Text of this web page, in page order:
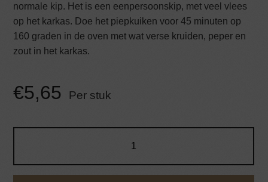
normale kip. Het is een eenpersoonskip, met veel vlees
op het karkas. Doe het piepkuiken voor 45 minuten op
160 graden in de oven met wat verse kruiden, peper en
zout in het karkas.
€5,65 Per stuk